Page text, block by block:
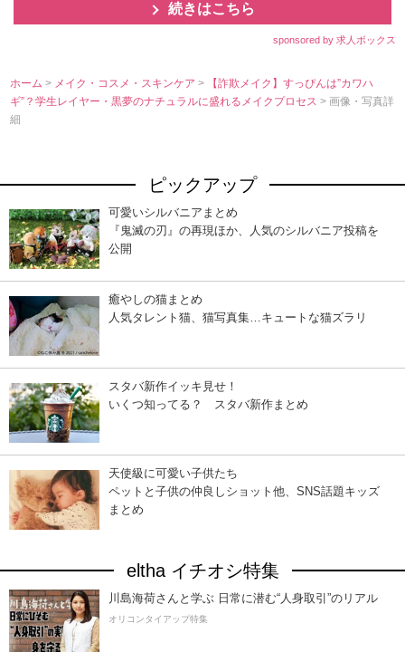
続きはこちら
sponsored by 求人ボックス
ホーム > メイク・コスメ・スキンケア>
【詐欺メイク】すっぴんは”カワハ
ギ”？学生レイヤー・黒夢のナチュラルに盛れるメイクプロセス> 画像・写真詳
細
ピックアップ
可愛いシルバニアまとめ
『鬼滅の刃』の再現ほか、人気のシルバニア投稿を
公開
癒やしの猫まとめ
人気タレント猫、猫写真集…キュートな猫ズラリ
スタバ新作イッキ見せ！
いくつ知ってる？ スタバ新作まとめ
天使級に可愛い子供たち
ペットと子供の仲良しショット他、SNS話題キッズ
まとめ
eltha イチオシ特集
川島海荷さんと学ぶ 日常に潜む“人身取引”のリアル
オリコンタイアップ特集